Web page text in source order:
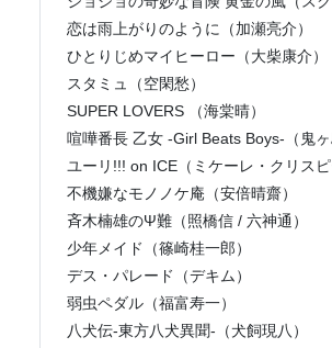
恋は雨上がりのように（加瀬亮介）
ひとりじめマイヒーロー（大柴康介）
スタミュ（空閑愁）
SUPER LOVERS （海棠晴）
喧嘩番長 乙女 -Girl Beats Boys-（鬼ヶ
ユーリ!!! on ICE（ミケーレ・クリスピ
不機嫌なモノノケ庵（安倍晴齋）
斉木楠雄のΨ難（照橋信 / 六神通）
少年メイド（篠崎桂一郎）
デス・パレード（デキム）
弱虫ペダル（福富寿一）
八犬伝-東方八犬異聞-（犬飼現八）